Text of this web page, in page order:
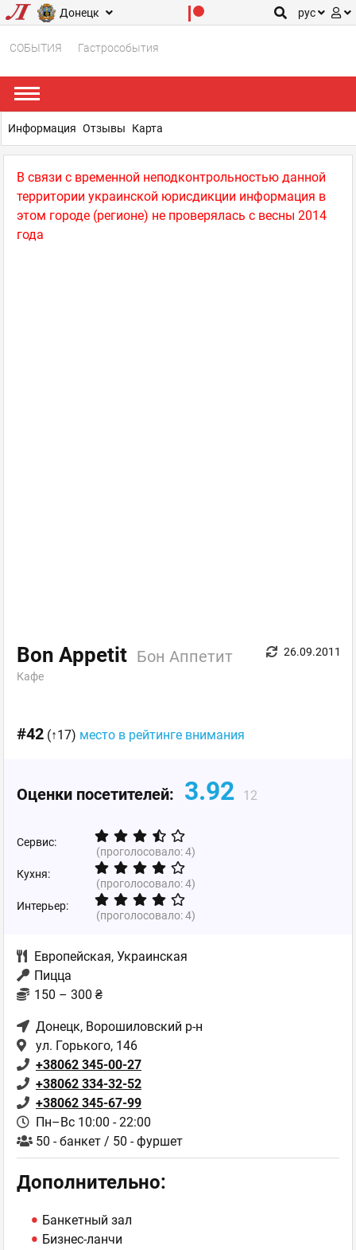
Донецк рус
СОБЫТИЯ Гастрособытия
В связи с временной неподконтрольностью данной
территории украинской юрисдикции информация в
этом городе (регионе) не проверялась с весны 2014
года
Bon Appetit Бон Аппетит
Кафе
26.09.2011
#42 (↑17) место в рейтинге внимания
Оценки посетителей: 3.92 12
Сервис:
(проголосовало:4)
Кухня:
(проголосовало:4)
Интерьер:
(проголосовало:4)
Европейская, Украинская
Пицца
150 – 300 ₴
Донецк, Ворошиловский р-н
ул. Горького, 146
+38062 345-00-27
+38062 334-32-52
+38062 345-67-99
Пн–Вс 10:00 - 22:00
50 - банкет / 50 - фуршет
Дополнительно:
Банкетный зал
Бизнес-ланчи
Информация Отзывы Карта